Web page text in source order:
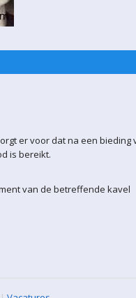
er voor dat na een bieding
is bereikt.
van de betreffende kavel